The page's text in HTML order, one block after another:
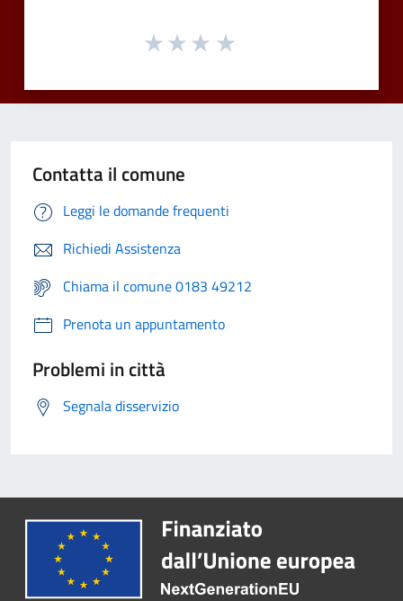
Contatta il comune
Leggi le domande frequenti
Richiedi Assistenza
Chiama il comune 0183 49212
Prenota un appuntamento
Problemi in città
Segnala disservizio